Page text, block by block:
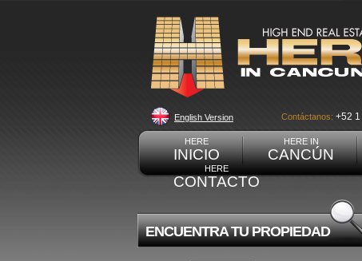
English Version Contáctanos: +52
HERE
INICIO
HERE IN
CANCÚN
HERE
CONTACTO
ENCUENTRA TU PROPIEDAD